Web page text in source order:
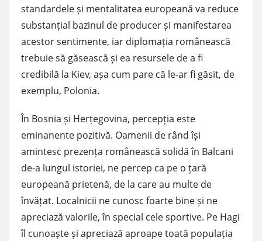
standardele și mentalitatea europeană va reduce
substanțial bazinul de producer și manifestarea
acestor sentimente, iar diplomația românească
trebuie să găsească și ea resursele de a fi
credibilă la Kiev, așa cum pare că le-ar fi găsit, de
exemplu, Polonia.
În Bosnia și Herțegovina, percepția este
eminanente pozitivă. Oamenii de rând își
amintesc prezența românească solidă în Balcani
de-a lungul istoriei, ne percep ca pe o țară
europeană prietenă, de la care au multe de
învățat. Localnicii ne cunosc foarte bine și ne
apreciază valorile, în special cele sportive. Pe Hagi
îl cunoaște și apreciază aproape toată populația